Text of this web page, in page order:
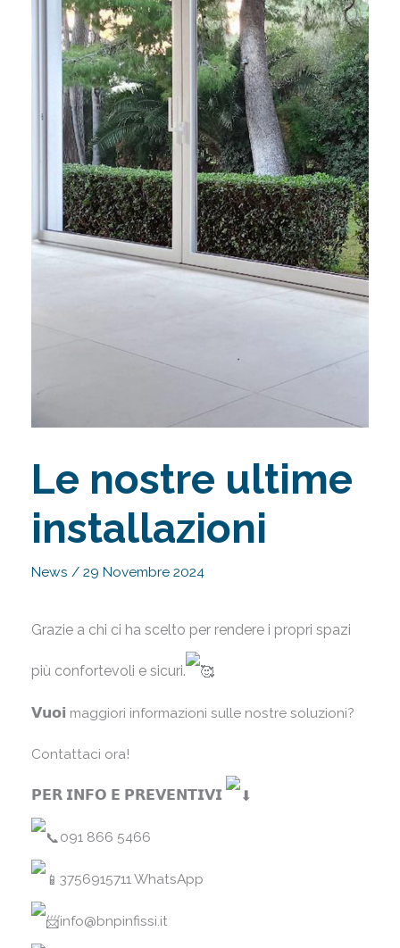
Le nostre ultime
installazioni
News / 29 Novembre 2024
Grazie a chi ci ha scelto per rendere i propri spazi
più confortevoli e sicuri.
𝗩𝘂𝗼𝗶 maggiori informazioni sulle nostre soluzioni?
Contattaci ora!
𝗣𝗘𝗥 𝗜𝗡𝗙𝗢 𝗘 𝗣𝗥𝗘𝗩𝗘𝗡𝗧𝗜𝗩𝗜
091 866 5466⠀
3756915711 WhatsApp⠀
info@bnpinfissi.it⠀